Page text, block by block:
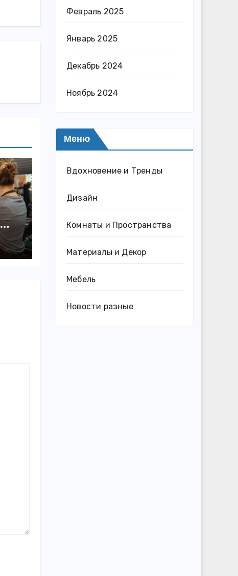
Февраль 2025
Январь 2025
Декабрь 2024
Ноябрь 2024
Меню
Вдохновение и Тренды
Дизайн
Комнаты и Пространства
Материалы и Декор
Мебель
Новости разные